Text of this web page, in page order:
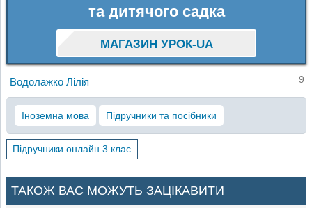
та дитячого садка
МАГАЗИН УРОК-UA
Водолажко Лілія 9
Іноземна мова Підручники та посібники
Підручники онлайн 3 клас
ТАКОЖ ВАС МОЖУТЬ ЗАЦІКАВИТИ